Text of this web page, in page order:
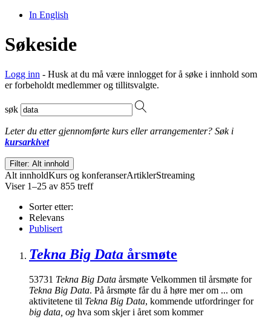
In English
Søkeside
Logg inn - Husk at du må være innlogget for å søke i innhold som
er forbeholdt medlemmer og tillitsvalgte.
søk
Leter du etter gjennomførte kurs eller arrangementer? Søk i
kursarkivet
Filter: Alt innhold
Alt innholdKurs og konferanserArtiklerStreaming
Viser 1–25 av 855 treff
Sorter etter:
Relevans
Publisert
Tekna Big Data årsmøte
53731 Tekna Big Data årsmøte Velkommen til årsmøte for
Tekna Big Data. På årsmøte får du å høre mer om ... om
aktivitetene til Tekna Big Data, kommende utfordringer for
big data, og hva som skjer i året som kommer